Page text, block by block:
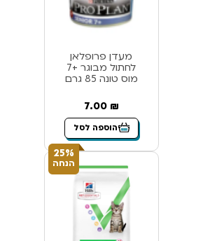
מעדן פרופלאן
לחתול מבוגר +7
מוס טונה 85 גרם
7.00 ₪
הוספה לסל
25%
הנחה